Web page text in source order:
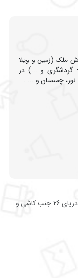
ملک (زمین و ویلا
گردشگری و ...) در
نور، چمستان و ... .
مازندران - آمل - خیابان طالب آملی روبروی دریای 26 جنب کاشی و